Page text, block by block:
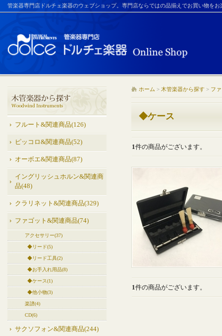
管楽器専門店ドルチェ楽器のウェブショップ。専門店ならではの品揃えでお買い物を
フルート&関連商品(126)
ピッコロ&関連商品(52)
オーボエ&関連商品(87)
イングリッシュホルン&関連商
品(48)
クラリネット&関連商品(329)
ファゴット&関連商品(74)
アクセサリー(37)
◆リード(5)
◆リード工具(2)
◆お手入れ用品(8)
◆ケース(1)
◆他小物(3)
楽譜(4)
CD(6)
サクソフォン&関連商品(244)
ホーム > 木管楽器から探す > フ
◆ケース
1件の商品がございます。
1件の商品がございます。